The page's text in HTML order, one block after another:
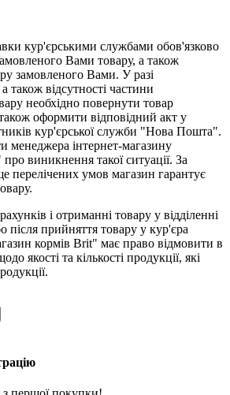
кур'єрськими службами обов'язково
Вами товару, а також
замовленого Вами. У разі
також відсутності частини
необхідно повернути товар
оформити відповідний акт у
кур'єрської служби "Нова Пошта".
менеджера інтернет-магазину
виникнення такої ситуації. За
перелічених умов магазин гарантує
і отриманні товару у відділенні
після прийняття товару у кур'єра
кормів Brit" має право відмовити в
якості та кількості продукції, які